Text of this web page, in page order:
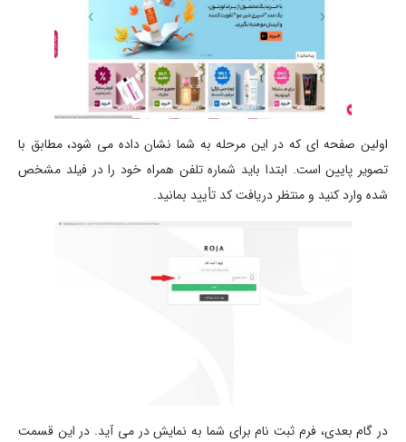
اولین صفحه ای که در این مرحله به شما نشان داده می شود، مطابق با
تصویر پایین است. ابتدا باید شماره تلفن همراه خود را در فیلد مشخص
شده وارد کنید و منتظر دریافت کد تأیید بمانید.
در گام بعدی، فرم ثبت نام برای شما به نمایش در می آید. در این قسمت